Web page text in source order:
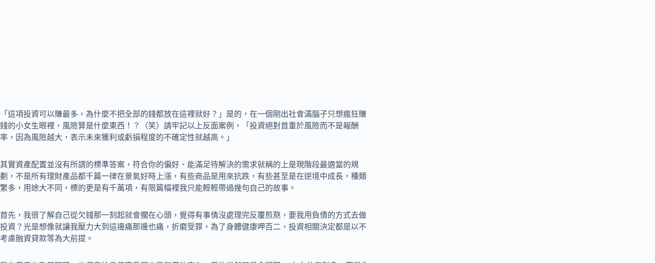
「這項投資可以賺最多，為什麼不把全部的錢都放在這裡就好？」是的，在一個剛出社會滿腦子只想瘋狂賺
錢的小女生眼裡，風險算是什麼東西！？（笑）請牢記以上反面案例，「投資絕對首重於風險而不是報酬
率，因為風險越大，表示未來獲利或虧損程度的不確定性就越高。」
其實資產配置並沒有所謂的標準答案，符合你的偏好、能滿足待解決的需求就稱的上是現階段最適當的規
劃，不是所有理財產品都千篇一律在景氣好時上漲，有些商品是用來抗跌，有些甚至是在逆境中成長，種類
繁多，用途大不同，標的更是有千萬項，有限篇幅裡我只能輕輕帶過幾句自己的故事。
首先，我很了解自己從欠錢那一刻起就會擱在心頭，覺得有事情沒處理完反覆煎熬，要我用負債的方式去做
投資？光是想像就讓我壓力大到這邊痛那邊也痛，折磨受罪，為了身體健康呷百二，投資相關決定都是以不
考慮融資貸款等為大前提。